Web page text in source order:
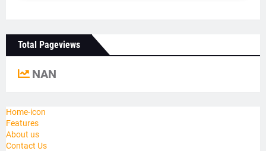
Total Pageviews
NAN
Home-icon
Features
About us
Contact Us